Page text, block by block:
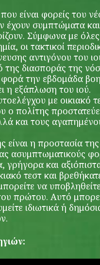
είναι φορείς του
έχουν συμπτώματα
Σύμφωνα με όλες
οι τακτικοί
αντιγόνου του
της διασποράς της
φορά την εβδομάδα
η εξάπλωση του ιού.
με οικιακό
ο πολίτης
και τους
είναι η προστασία της
ασυμπτωματικούς
γρήγορα και
τεστ και
να
πρώτου. Αυτό
ιδιωτικά ή